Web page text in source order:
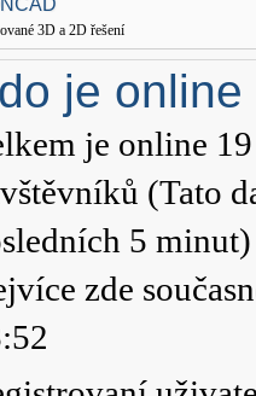
3D a 2D řešení
je online
je online 19
(Tato
5 minut)
zde